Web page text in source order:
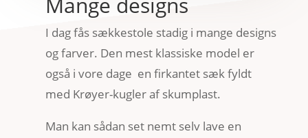
I dag fås sækkestole stadig i mange designs
og farver. Den mest klassiske model er
også i vore dage en firkantet sæk fyldt
med Krøyer-kugler af skumplast.
Man kan sådan set nemt selv lave en